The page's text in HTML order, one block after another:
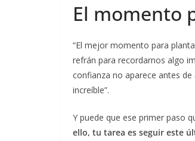
El momento
“El mejor momento para
refrán para recordarnos algo
confianza no aparece antes de
increíble”.
Y puede que ese primer paso
ello, tu tarea es seguir este